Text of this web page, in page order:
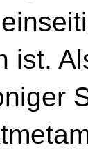
ist.